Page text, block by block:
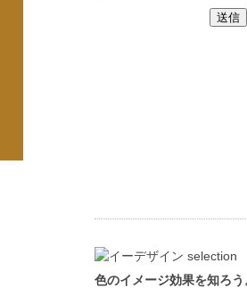
色のイメージ効果を知ろ